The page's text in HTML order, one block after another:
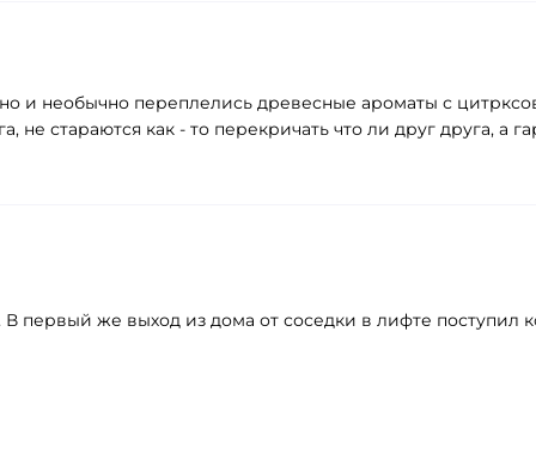
и необычно переплелись древесные ароматы с
не стараются как - то перекричать что ли друг друга, а
первый же выход из дома от соседки в лифте